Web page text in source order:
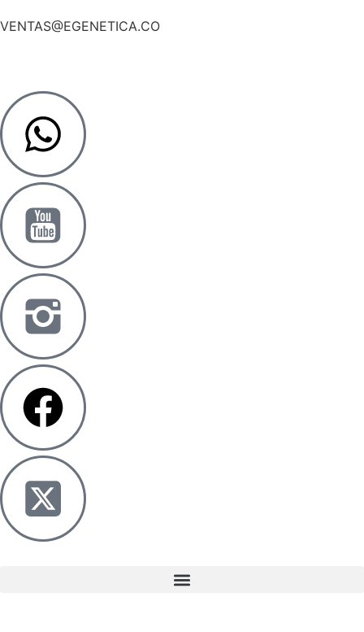
VENTAS@EGENETICA.CO